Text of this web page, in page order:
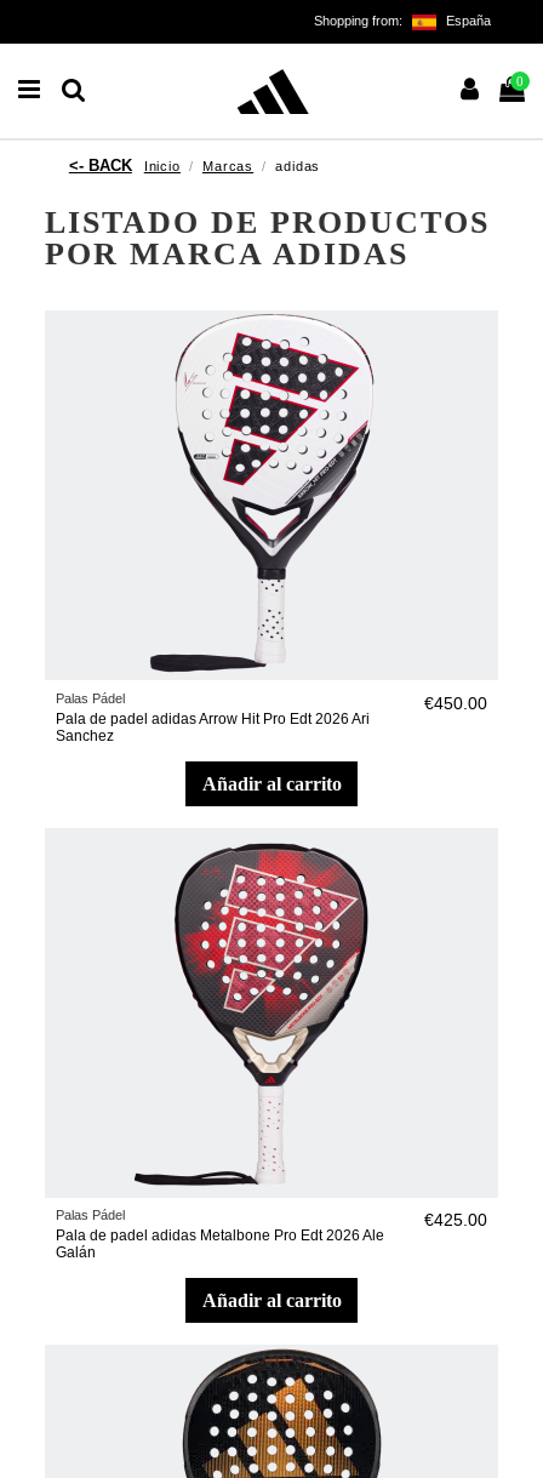
Shopping from: España
0
Inicio Marcas adidas
LISTADO DE PRODUCTOS
POR MARCA ADIDAS
Palas Pádel
Pala de padel adidas Arrow Hit Pro Edt 2026 Ari
Sanchez
€450.00
añadir al carrito
Palas Pádel
Pala de padel adidas Metalbone Pro Edt 2026 Ale
Galán
€425.00
añadir al carrito